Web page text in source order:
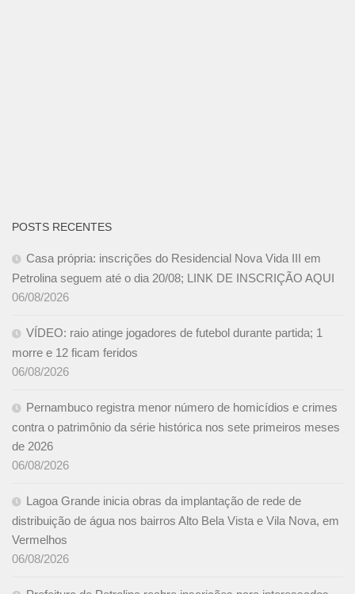
POSTS RECENTES
Casa própria: inscrições do Residencial Nova Vida III em
Petrolina seguem até o dia 20/08; LINK DE INSCRIÇÃO AQUI
06/08/2026
VÍDEO: raio atinge jogadores de futebol durante partida; 1
morre e 12 ficam feridos
06/08/2026
Pernambuco registra menor número de homicídios e crimes
contra o patrimônio da série histórica nos sete primeiros meses
de 2026
06/08/2026
Lagoa Grande inicia obras da implantação de rede de
distribuição de água nos bairros Alto Bela Vista e Vila Nova, em
Vermelhos
06/08/2026